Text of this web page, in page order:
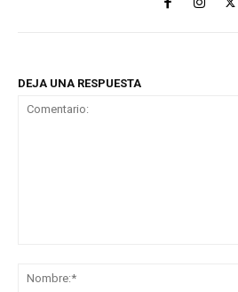
DEJA UNA RESPUESTA